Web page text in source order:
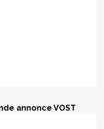
annonce VOST